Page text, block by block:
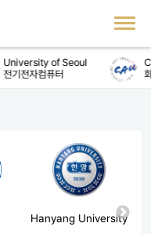
University of Seoul
전기전자컴퓨터
Hanyang University